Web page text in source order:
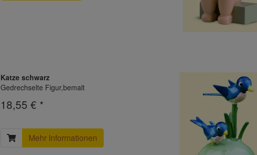
Katze schwarz
Gedrechselte Figur,bemalt
18,55 € *
Mehr Informationen